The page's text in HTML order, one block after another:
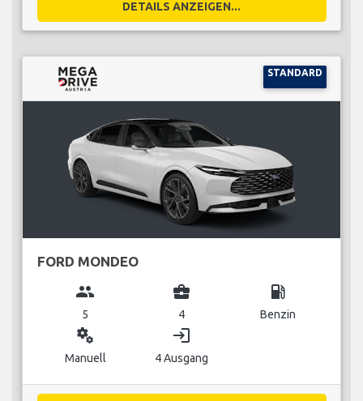
DETAILS ANZEIGEN...
STANDARD
FORD MONDEO
group
5
business_center
4
local_gas_station
Benzin
miscellaneous_services
Manuell
login
4 Ausgang